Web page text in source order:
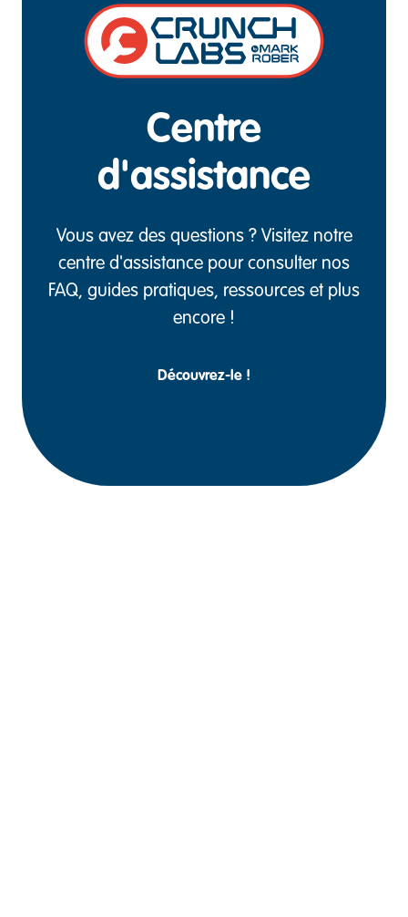
Centre
d'assistance
Vous avez des questions ? Visitez notre
centre d'assistance pour consulter nos
FAQ, guides pratiques, ressources et plus
encore !
Découvrez-le !